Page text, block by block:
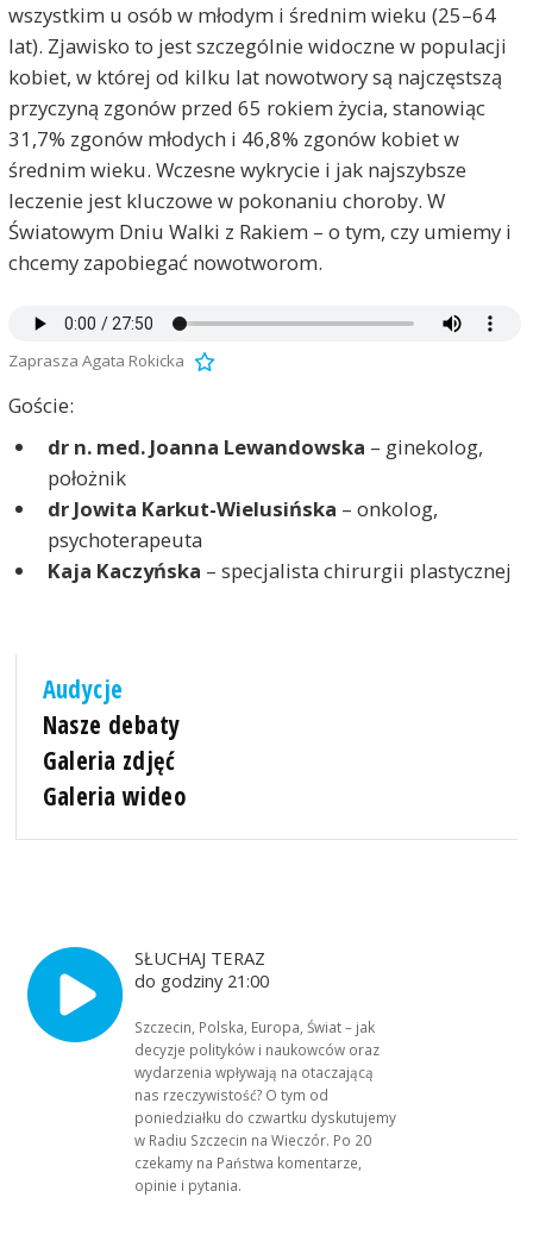
wszystkim u osób w młodym i średnim wieku (25–64
lat). Zjawisko to jest szczególnie widoczne w populacji
kobiet, w której od kilku lat nowotwory są najczęstszą
przyczyną zgonów przed 65 rokiem życia, stanowiąc
31,7% zgonów młodych i 46,8% zgonów kobiet w
średnim wieku. Wczesne wykrycie i jak najszybsze
leczenie jest kluczowe w pokonaniu choroby. W
Światowym Dniu Walki z Rakiem – o tym, czy umiemy i
chcemy zapobiegać nowotworom.
Zaprasza Agata Rokicka
Goście:
dr n. med. Joanna Lewandowska – ginekolog,
położnik
dr Jowita Karkut-Wielusińska – onkolog,
psychoterapeuta
Kaja Kaczyńska – specjalista chirurgii plastycznej
Audycje
Nasze debaty
Galeria zdjęć
Galeria wideo
SŁUCHAJ TERAZ
do godziny 21:00
Szczecin, Polska, Europa, Świat – jak
decyzje polityków i naukowców oraz
wydarzenia wpływają na otaczającą
nas rzeczywistość? O tym od
poniedziałku do czwartku dyskutujemy
w Radiu Szczecin na Wieczór. Po 20
czekamy na Państwa komentarze,
opinie i pytania.